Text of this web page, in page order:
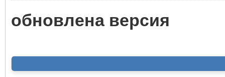
обновлена версия